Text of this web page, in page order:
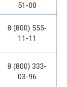
51-00
8 (800) 555-
11-11
8 (800) 333-
03-96